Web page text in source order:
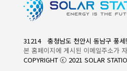
31214 충청남도 천안시 동남구 풍세
본 홈페이지에 게시된 이메일주소가
COPYRIGHT ⓒ 2021 SOLAR